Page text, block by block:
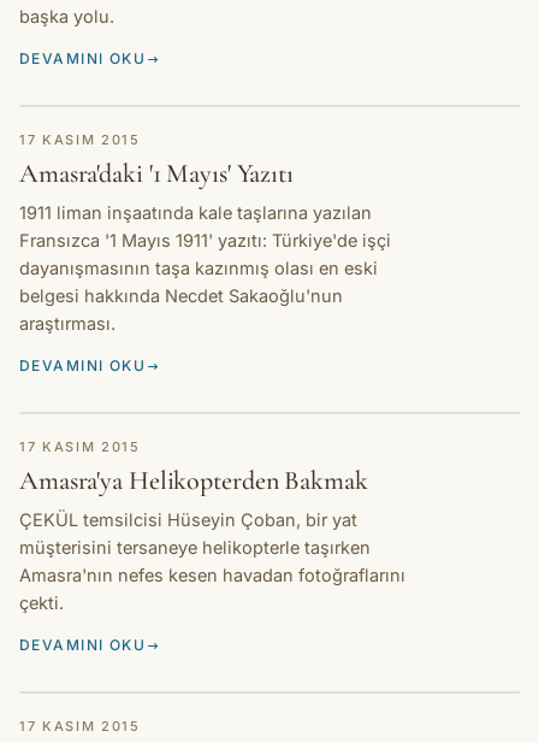
başka yolu.
DEVAMINI OKU
HIKAYE
17 KASIM 2015
Amasra'daki '1 Mayıs' Yazıtı
1911 liman inşaatında kale taşlarına yazılan
Fransızca '1 Mayıs 1911' yazıtı: Türkiye'de işçi
dayanışmasının taşa kazınmış olası en eski
belgesi hakkında Necdet Sakaoğlu'nun
araştırması.
DEVAMINI OKU
HIKAYE
17 KASIM 2015
Amasra'ya Helikopterden Bakmak
ÇEKÜL temsilcisi Hüseyin Çoban, bir yat
müşterisini tersaneye helikopterle taşırken
Amasra'nın nefes kesen havadan fotoğraflarını
çekti.
DEVAMINI OKU
HIKAYE
17 KASIM 2015